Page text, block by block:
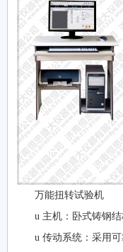
万能扭转试验机
u 主机：卧式铸钢
u 传动系统：采用